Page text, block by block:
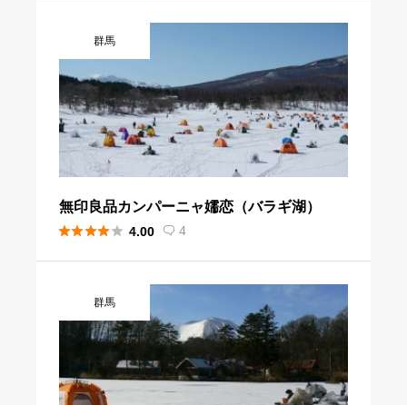
群馬
無印良品カンパーニャ嬬恋（バラギ湖）
 4.00  4
群馬